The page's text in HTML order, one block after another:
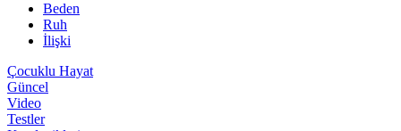
Beden
Ruh
İlişki
Çocuklu Hayat
Güncel
Video
Testler